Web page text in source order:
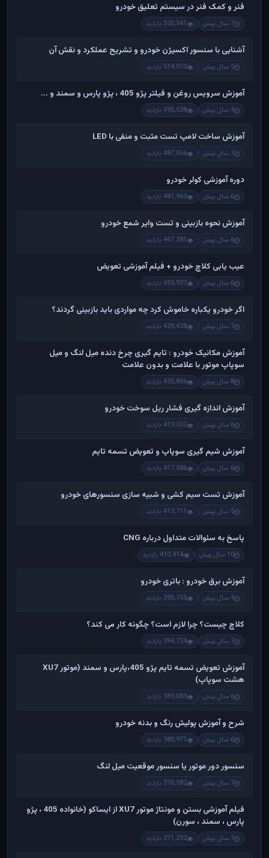
فنر و کمک فنر در سیستم تعلیق خودرو
7 سال پیش 520,541 بازدید
آشنایی با سنسور اکسیژن خودرو و تشریح عملکرد و نقش آن
5 سال پیش 514,010 بازدید
آموزش سرویس روغن و فیلتر پژو 405 ، پژو پارس و سمند و ...
4 سال پیش 495,538 بازدید
آموزش ساخت لامپ تست مثبت و منفی با LED
7 سال پیش 487,066 بازدید
دوره آموزشی کولر خودرو
6 سال پیش 481,963 بازدید
آموزش نحوه بازبینی و تست وایر شمع خودرو
6 سال پیش 467,281 بازدید
عیب یابی کلاچ خودرو + فیلم آموزشی تعویض
6 سال پیش 455,937 بازدید
اگر خودرو یکباره خاموش کرد چه مواردی باید بازبینی گردند؟
7 سال پیش 439,428 بازدید
آموزش مکانیک خودرو : تایم گیری چرخ دنده میل لنگ و میل
سوپاپ موتور با علامت و بدون علامت
8 سال پیش 435,856 بازدید
آموزش اندازه گیری فشار ریل سوخت خودرو
6 سال پیش 419,552 بازدید
آموزش شیم گیری سوپاپ و تعویض تسمه تایم
6 سال پیش 417,586 بازدید
آموزش تست سیم کشی و شبیه سازی سنسورهای خودرو
5 سال پیش 413,711 بازدید
پاسخ به سئوالات متداول درباره CNG
10 سال پیش 410,414 بازدید
آموزش برق خودرو : باتری خودرو
4 سال پیش 395,755 بازدید
کلاچ چیست؟ چرا لازم است؟ چگونه کار می کند؟
7 سال پیش 394,724 بازدید
آموزش تعویض تسمه تایم پژو 405،پارس و سمند (موتور XU7
هشت سوپاپ)
6 سال پیش 389,083 بازدید
شرح و آموزش پولیش رنگ و بدنه خودرو
6 سال پیش 380,971 بازدید
سنسور دور موتور یا سنسور موقعیت میل لنگ
7 سال پیش 376,582 بازدید
فیلم آموزشی بستن و مونتاژ موتور XU7 از ایساکو (خانواده 405 ، پژو
پارس ، سمند ، سورن)
7 سال پیش 371,292 بازدید